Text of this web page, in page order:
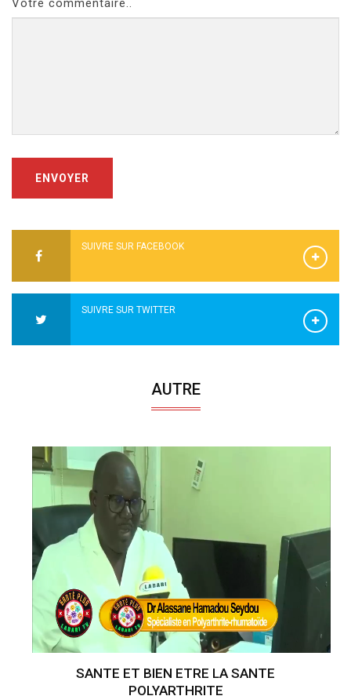
Votre commentaire..
ENVOYER
SUIVRE SUR FACEBOOK
SUIVRE SUR TWITTER
AUTRE
SANTE ET BIEN ETRE LA SANTE
POLYARTHRITE